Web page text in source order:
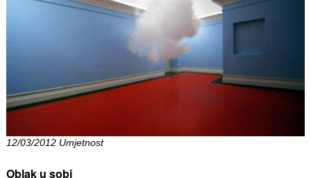
12/03/2012 Umjetnost
Oblak u sobi